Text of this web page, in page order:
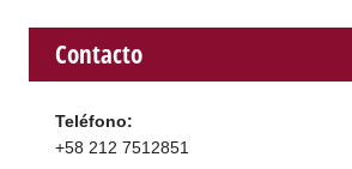
Contacto
Teléfono:
+58 212 7512851